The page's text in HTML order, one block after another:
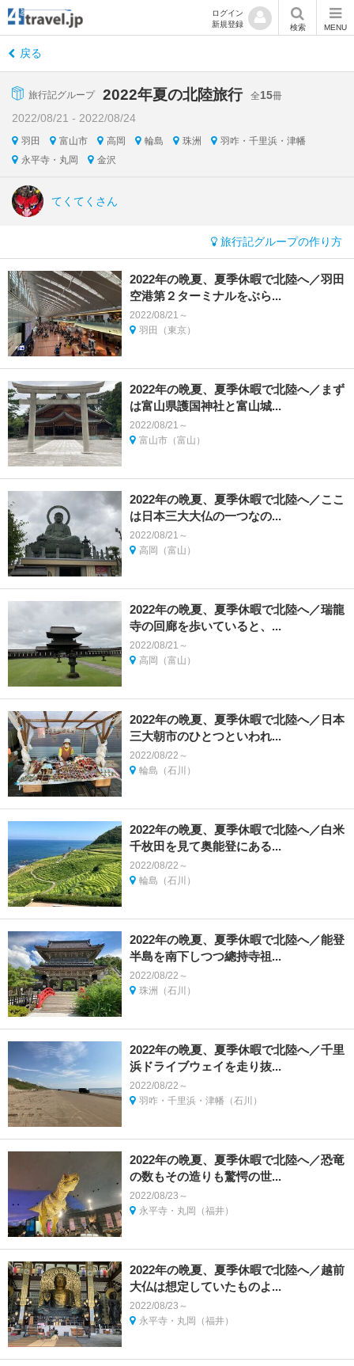
ログイン
新規登録
検索 MENU
戻る
旅行記グループ 2022年夏の北陸旅行 全15冊
2022/08/21 - 2022/08/24
羽田 富山市 高岡 輪島 珠洲
羽咋・千里浜・津幡
永平寺・丸岡
金沢
てくてくさん
旅行記グループの作り方
2022年の晩夏、夏季休暇で北陸へ／羽田
空港第２ターミナルをぶら...
2022/08/21～
羽田（東京）
2022年の晩夏、夏季休暇で北陸へ／まず
は富山県護国神社と富山城...
2022/08/21～
富山市（富山）
2022年の晩夏、夏季休暇で北陸へ／ここ
は日本三大大仏の一つなの...
2022/08/21～
高岡（富山）
2022年の晩夏、夏季休暇で北陸へ／瑞龍
寺の回廊を歩いていると、...
2022/08/21～
高岡（富山）
2022年の晩夏、夏季休暇で北陸へ／日本
三大朝市のひとつといわれ...
2022/08/22～
輪島（石川）
2022年の晩夏、夏季休暇で北陸へ／白米
千枚田を見て奥能登にある...
2022/08/22～
輪島（石川）
2022年の晩夏、夏季休暇で北陸へ／能登
半島を南下しつつ總持寺祖...
2022/08/22～
珠洲（石川）
2022年の晩夏、夏季休暇で北陸へ／千里
浜ドライブウェイを走り抜...
2022/08/22～
羽咋・千里浜・津幡（石川）
2022年の晩夏、夏季休暇で北陸へ／恐竜
の数もその造りも驚愕の世...
2022/08/23～
永平寺・丸岡（福井）
2022年の晩夏、夏季休暇で北陸へ／越前
大仏は想定していたものよ...
2022/08/23～
永平寺・丸岡（福井）